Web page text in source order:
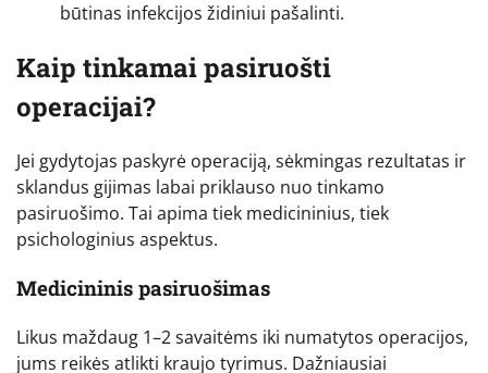
būtinas infekcijos židiniui pašalinti.
Kaip tinkamai pasiruošti
operacijai?
Jei gydytojas paskyrė operaciją, sėkmingas rezultatas ir
sklandus gijimas labai priklauso nuo tinkamo
pasiruošimo. Tai apima tiek medicininius, tiek
psichologinius aspektus.
Medicininis pasiruošimas
Likus maždaug 1–2 savaitėms iki numatytos operacijos,
jums reikės atlikti kraujo tyrimus. Dažniausiai